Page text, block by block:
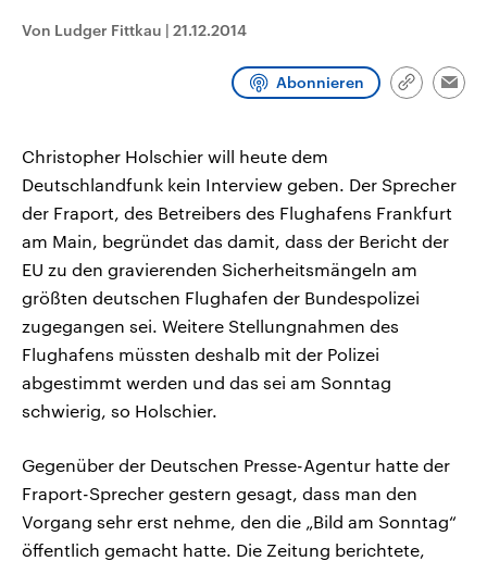
und Hintergründe zu den Parteien
und Kandidaten der anstehenden
Sendungen Programm
Von Ludger Fittkau | 21.12.2014
Abonnieren
Link
Christopher Holschier will heute dem
Deutschlandfunk kein Interview geben. Der Sprecher
der Fraport, des Betreibers des Flughafens Frankfurt
am Main, begründet das damit, dass der Bericht der
EU zu den gravierenden Sicherheitsmängeln am
größten deutschen Flughafen der Bundespolizei
zugegangen sei. Weitere Stellungnahmen des
Flughafens müssten deshalb mit der Polizei
abgestimmt werden und das sei am Sonntag
schwierig, so Holschier.
Gegenüber der Deutschen Presse-Agentur hatte der
Fraport-Sprecher gestern gesagt, dass man den
Vorgang sehr erst nehme, den die „Bild am Sonntag“
öffentlich gemacht hatte. Die Zeitung berichtete,